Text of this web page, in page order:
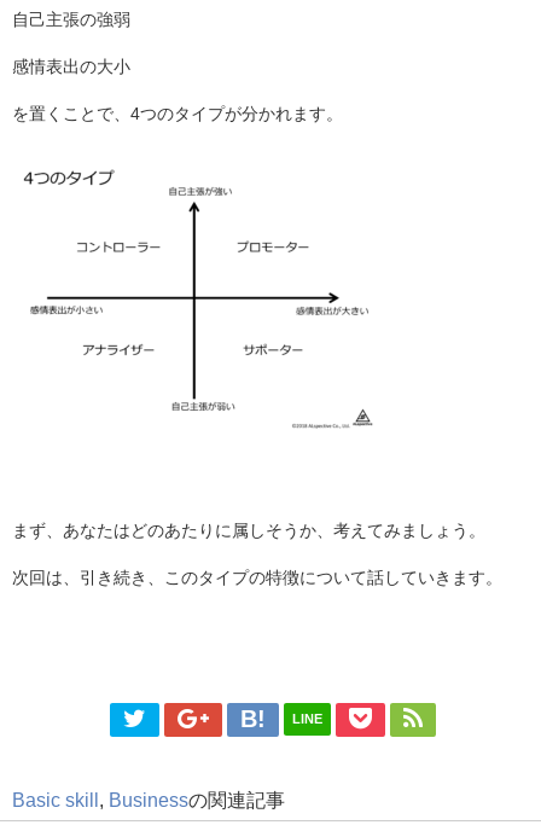
自己主張の強弱
感情表出の大小
を置くことで、4つのタイプが分かれます。
まず、あなたはどのあたりに属しそうか、考えてみましょう。
次回は、引き続き、このタイプの特徴について話していきます。
LINE
Basic skill Businessの関連記事